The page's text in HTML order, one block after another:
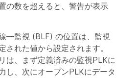
の数を超えると、警告が表示
—監視 (BLF) の位置は、監視
された値から設定されます。
は、まず定義済みの監視PLKに
し、次にオープンPLKにデータ